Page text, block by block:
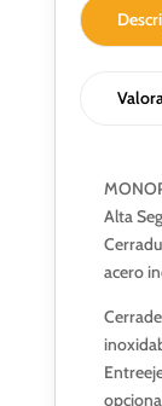
Alta
acero